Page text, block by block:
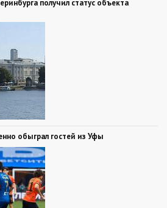
получил статус объекта
обыграл гостей из Уфы